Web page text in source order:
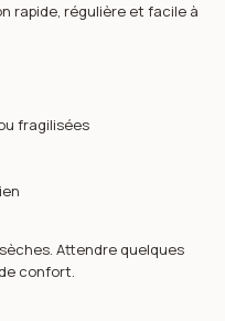
rapide, régulière et facile à
fragilisées
Attendre quelques
confort.